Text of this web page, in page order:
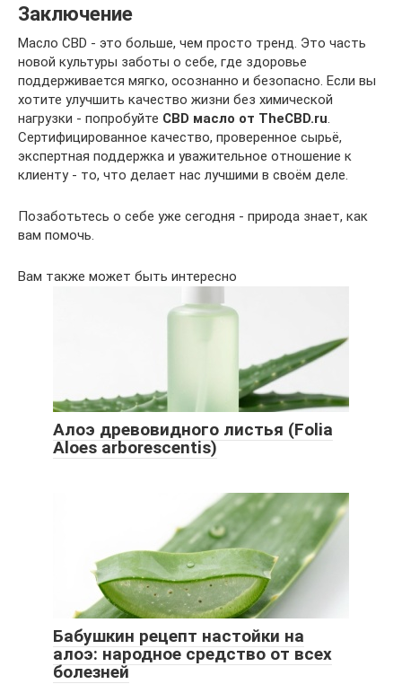
Заключение
Масло CBD - это больше, чем просто тренд. Это часть
новой культуры заботы о себе, где здоровье
поддерживается мягко, осознанно и безопасно. Если вы
хотите улучшить качество жизни без химической
нагрузки - попробуйте CBD масло от TheCBD.ru.
Сертифицированное качество, проверенное сырьё,
экспертная поддержка и уважительное отношение к
клиенту - то, что делает нас лучшими в своём деле.
Позаботьтесь о себе уже сегодня - природа знает, как
вам помочь.
Вам также может быть интересно
Алоэ древовидного листья (Folia
Aloes arborescentis)
Бабушкин рецепт настойки на
алоэ: народное средство от всех
болезней